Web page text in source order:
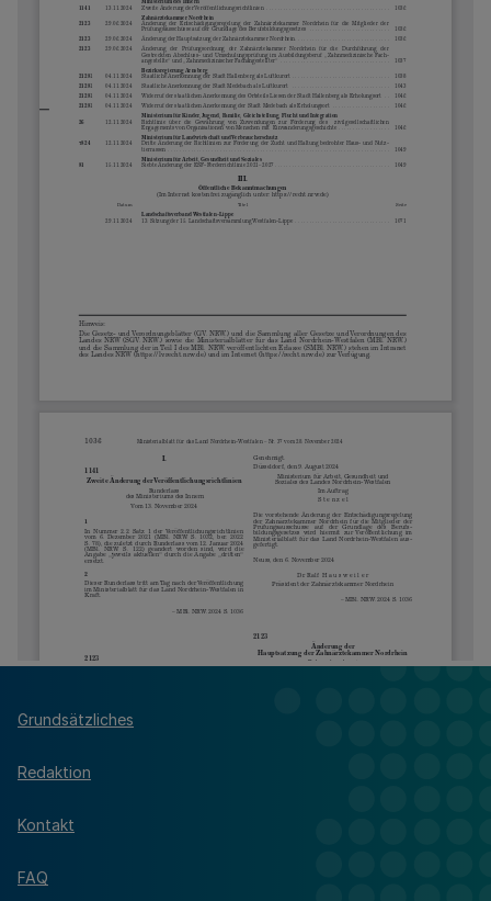
Grundsätzliches
Redaktion
Kontakt
FAQ